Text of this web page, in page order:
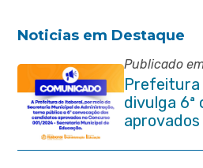
Noticias em Destaque
Publicado
Prefeitura
divulga 6ª
Educação